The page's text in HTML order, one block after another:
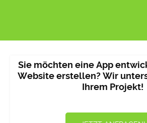
Sie möchten eine App
Website erstellen? Wir
Ihrem Projekt!